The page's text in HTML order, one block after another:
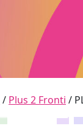
/ Plus 2 Fronti /